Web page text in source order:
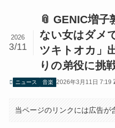
📎 GENIC増子
ない女はダメ
ツキトオカ」
りの弟役に挑
2026
3/11
ニュース 音楽 2026年3月11日 7:19
当ページのリンクには広告が